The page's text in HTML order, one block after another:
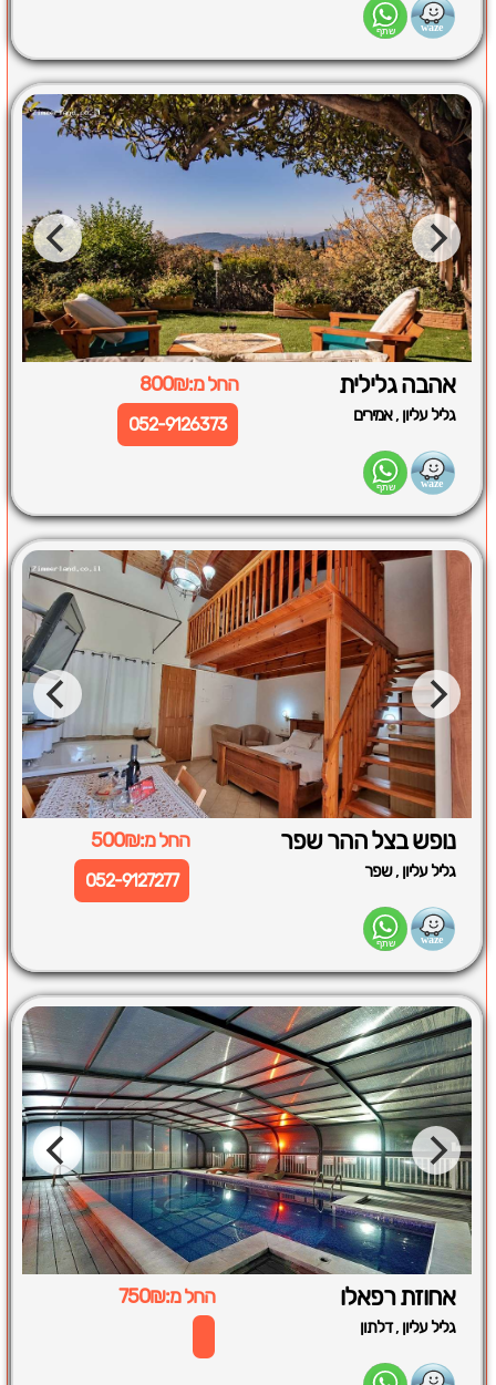
אהבה גלילית החל מ:800₪
גליל עליון ,אמירים 052-9126373
נופש בצל ההר שפר החל מ:500₪
גליל עליון ,שפר 052-9127277
אחוזת רפאלו החל מ:750₪
גליל עליון ,דלתון